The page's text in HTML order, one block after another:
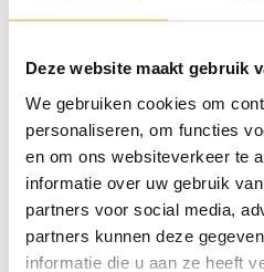
Deze website maakt gebruik
We gebruiken cookies om
personaliseren, om functies
en om ons websiteverkeer te
informatie over uw gebruik
partners voor social media,
partners kunnen deze
informatie die u aan ze heeft
waardoor je comfortabel
Ons assortiment
met de focus op
hoogwaardige onderleggers
oplossingen die discreet
bescherming bieden tegen